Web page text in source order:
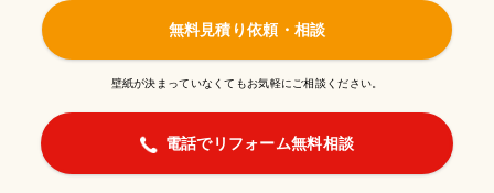
無料見積り依頼・相談
壁紙が決まっていなくてもお気軽にご相談ください。
電話でリフォーム無料相談